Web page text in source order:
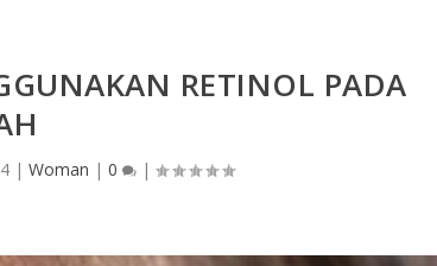
RETINOL PADA
| Woman | 0 |